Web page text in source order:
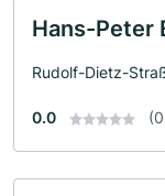
Hans-Peter
Rudolf-Dietz-
0.0